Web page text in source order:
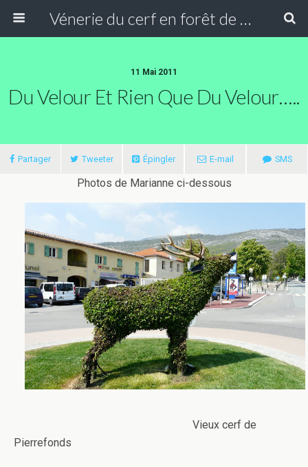
Vénerie du cerf en forêt de Compiègne
11 Mai 2011
Du Velour Et Rien Que Du Velour…..
Partager Tweeter Épingler E-mail SMS
Photos de Marianne ci-dessous
Vieux cerf de
Pierrefonds